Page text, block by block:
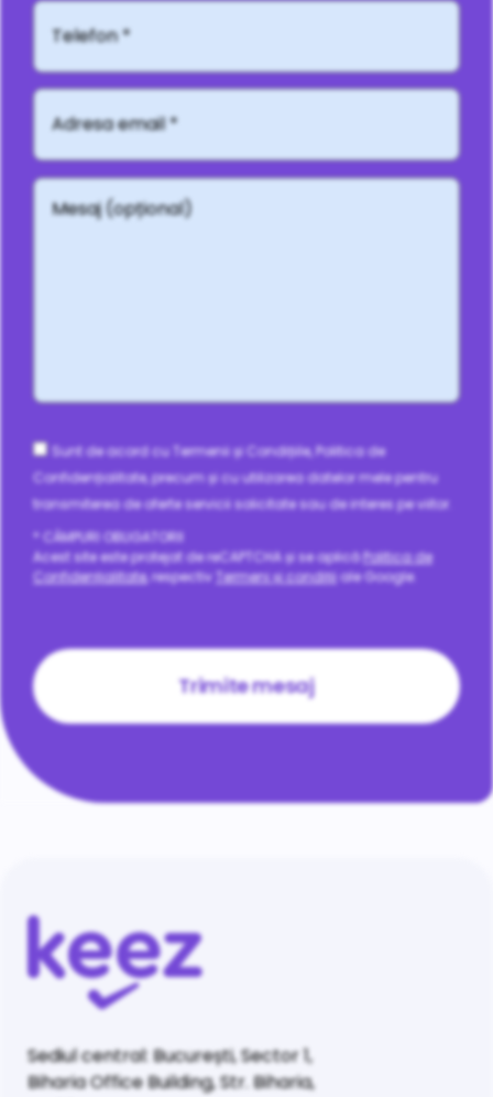
Mesaj
(opțional)
Adresă
email
* CÂMPURI OBLIGATORII
Acest site este protejat de reCAPTCHA și se aplicăPolitica de
Confidențialitate, respectiv Termeni și condițiiale Google.
Consent
Sunt de acord cu Termenii și Condițiile, Politica de
Confidențialitate, precum și cu utilizarea datelor mele pentru
transmiterea de oferte servicii solicitate sau de interes pe viitor.
Sediul central: București, Sector 1,
Biharia Office Building, Str. Biharia,